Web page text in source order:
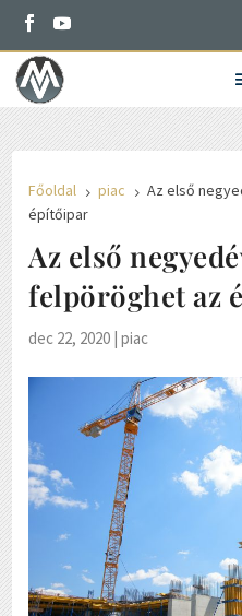
Főoldal 5 piac 5 Az első
építőipar
Az első
felpöröghet az
dec 22, 2020 |piac